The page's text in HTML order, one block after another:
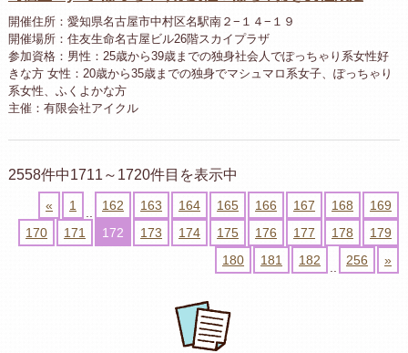
開催住所：愛知県名古屋市中村区名駅南２−１４−１９
開催場所：住友生命名古屋ビル26階スカイプラザ
参加資格：男性：25歳から39歳までの独身社会人でぽっちゃり系女性好
きな方 女性：20歳から35歳までの独身でマシュマロ系女子、ぽっちゃり
系女性、ふくよかな方
主催：有限会社アイクル
2558件中1711～1720件目を表示中
« 1 162 163 164 165 166 167 168
169
170
171 172 173 174 175 176 177 178
179
180
181 182 256 »